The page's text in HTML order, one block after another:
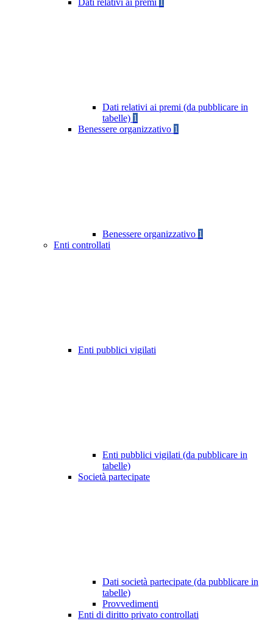
Dati relativi ai premi
Dati relativi ai premi (da pubblicare in
tabelle) 1
Benessere organizzativo 1
Benessere organizzativo 1
Enti controllati
Enti pubblici vigilati
Enti pubblici vigilati (da pubblicare in
tabelle)
Società partecipate
Dati società partecipate (da pubblicare in
tabelle)
Provvedimenti
Enti di diritto privato controllati